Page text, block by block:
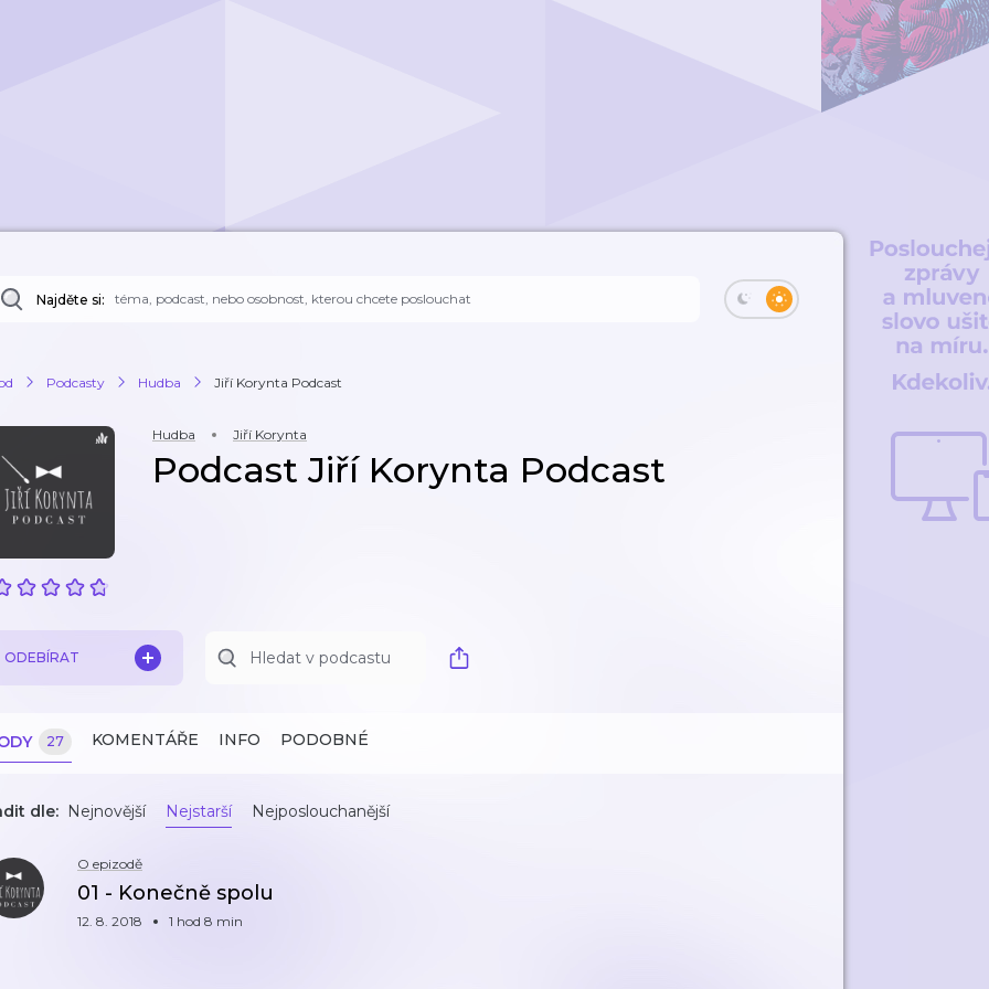
Najděte si:
Podcasty Hudba Jiří Korynta Podcast
Hudba Jiří Korynta
Podcast Jiří Korynta Podcast
ODEBÍRAT
27 KOMENTÁŘE INFO PODOBNÉ
dle: Nejnovější Nejstarší Nejposlouchanější
O epizodě
01 - Konečně spolu
12. 8. 2018 1 hod 8 min